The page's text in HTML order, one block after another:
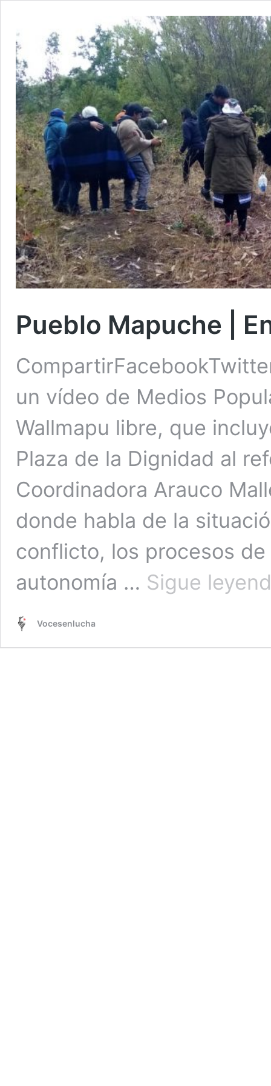
Pueblo Mapuche |
un vídeo de Medios
Wallmapu libre, que
Plaza de la Dignidad al
Coordinadora Arauco
donde habla de la
conflicto, los procesos
autonomía … Sigue
Vocesenlucha